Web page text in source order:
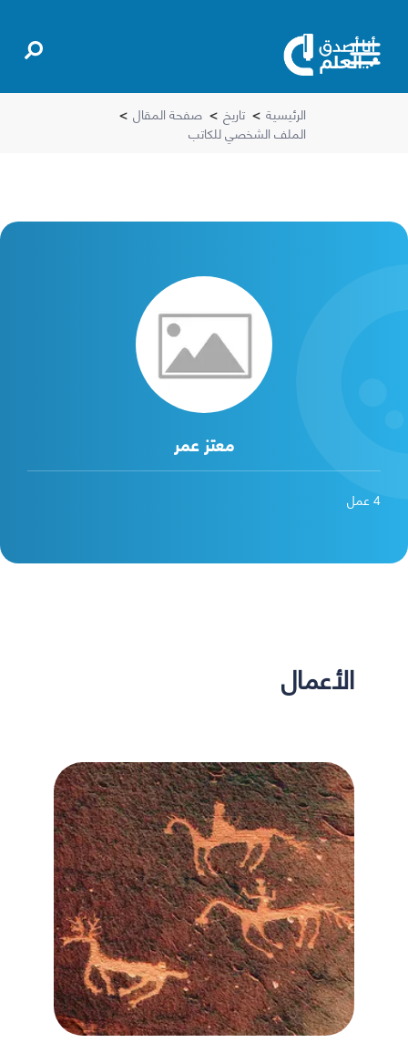
الرئيسية > تاريخ > صفحة المقال >
الملف الشخصي للكاتب
معتز عمر
4عمل
الأعمال